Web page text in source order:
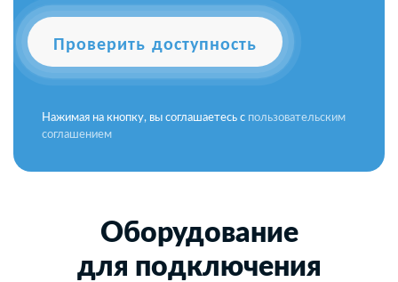
Проверить доступность
Нажимая на кнопку, вы соглашаетесь с пользовательским
соглашением
Оборудование
для подключения